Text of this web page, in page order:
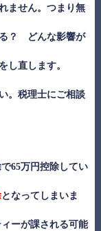
ません。つまり無
る？ どんな影響が
し直します。
。税理士にご相談
65万円控除してい
となってしまいま
ーが課される可能